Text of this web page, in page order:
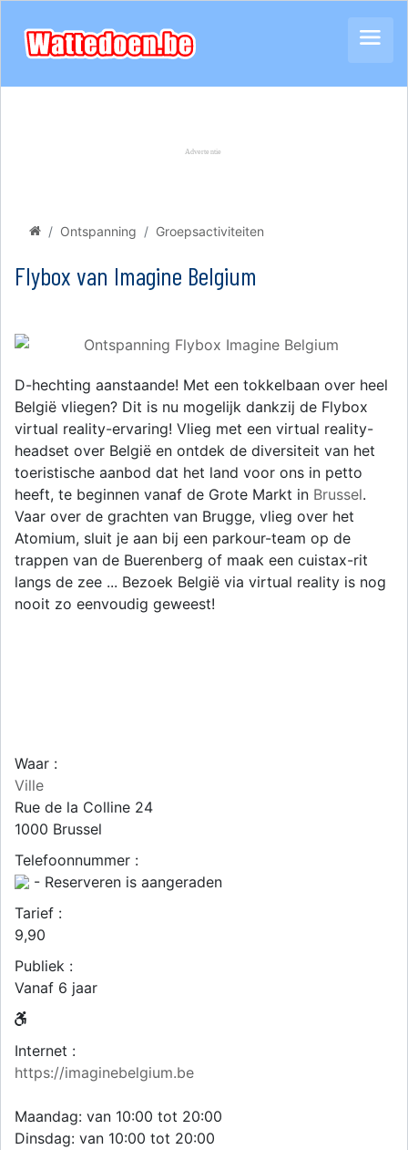
Ontspanning Groepsactiviteiten
Flybox van Imagine Belgium
D-hechting aanstaande! Met een tokkelbaan over heel
België vliegen? Dit is nu mogelijk dankzij de Flybox
virtual reality-ervaring! Vlieg met een virtual reality-
headset over België en ontdek de diversiteit van het
toeristische aanbod dat het land voor ons in petto
heeft, te beginnen vanaf de Grote Markt in Brussel.
Vaar over de grachten van Brugge, vlieg over het
Atomium, sluit je aan bij een parkour-team op de
trappen van de Buerenberg of maak een cuistax-rit
langs de zee ... Bezoek België via virtual reality is nog
nooit zo eenvoudig geweest!
Waar :
Ville
Rue de la Colline 24
1000 Brussel
Telefoonnummer :
- Reserveren is aangeraden
Tarief :
9,90
Publiek :
Vanaf 6 jaar
Internet :
https://imaginebelgium.be
Maandag: van 10:00 tot 20:00
Dinsdag: van 10:00 tot 20:00